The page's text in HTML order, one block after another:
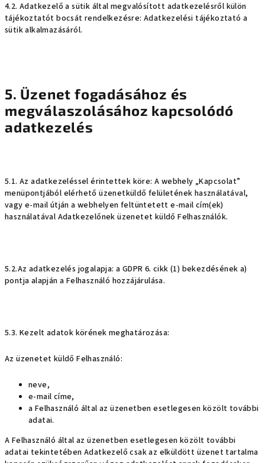
4.2. Adatkezelő a sütik által megvalósított adatkezelésről külön
tájékoztatót bocsát rendelkezésre: Adatkezelési tájékoztató a
sütik alkalmazásáról.
5. Üzenet fogadásához és
megválaszolásához kapcsolódó
adatkezelés
5.1. Az adatkezeléssel érintettek köre: A webhely „Kapcsolat”
menüpontjából elérhető üzenetküldő felületének használatával,
vagy e-mail útján a webhelyen feltüntetett e-mail cím(ek)
használatával Adatkezelőnek üzenetet küldő Felhasználók.
5.2.Az adatkezelés jogalapja: a GDPR 6. cikk (1) bekezdésének a)
pontja alapján a Felhasználó hozzájárulása.
5.3. Kezelt adatok körének meghatározása:
Az üzenetet küldő Felhasználó:
neve,
e-mail címe,
a Felhasználó által az üzenetben esetlegesen közölt további
adatai.
A Felhasználó által az üzenetben esetlegesen közölt további
adatai tekintetében Adatkezelő csak az elküldött üzenet tartalma